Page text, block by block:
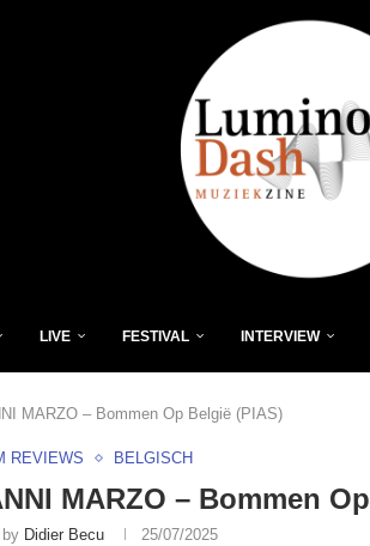
LIVE FESTIVAL INTERVIEW
MARZO – Bommen Op België (PIAS)
REVIEWS BELGISCH
MARZO – Bommen
Didier Becu 25/07/2025